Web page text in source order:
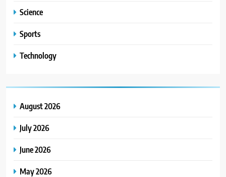
Science
Sports
Technology
August 2026
July 2026
June 2026
May 2026